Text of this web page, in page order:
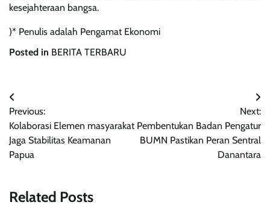
kesejahteraan bangsa.
)* Penulis adalah Pengamat Ekonomi
Posted in BERITA TERBARU
Navigasi
pos
Previous:
Kolaborasi Elemen masyarakat
Jaga Stabilitas Keamanan
Papua
Next:
Pembentukan Badan Pengatur
BUMN Pastikan Peran Sentral
Danantara
Related Posts